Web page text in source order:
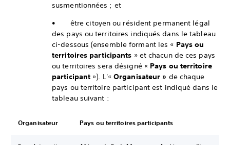
susmentionnées ; et
• être citoyen ou résident permanent légal
des pays ou territoires indiqués dans le tableau
ci-dessous (ensemble formant les « Pays ou
territoires participants » et chacun de ces pays
ou territoires sera désigné « Pays ou territoire
participant »). L'«Organisateur » de chaque
pays ou territoire participant est indiqué dans le
tableau suivant :
Organisateur Pays ou territoires participants